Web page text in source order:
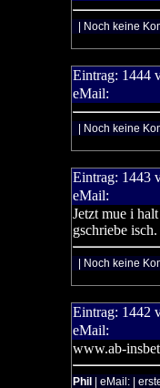
| Noch keine
Eintrag: 1444
eMail:
| Noch keine
Eintrag: 1443
eMail:
Jetzt mue i
gschriebe isch.
| Noch keine
Eintrag: 1442
eMail:
www.ab-
Phil
| eMail: |